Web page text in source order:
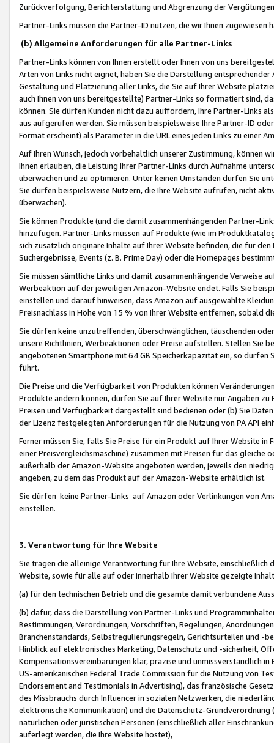
Zurückverfolgung, Berichterstattung und Abgrenzung der
Partner-Links müssen die Partner-ID nutzen, die wir Ihnen zugewiesen
(b) Allgemeine Anforderungen für alle Partner-Links
Partner-Links können von Ihnen erstellt oder Ihnen von uns
Arten von Links nicht eignet, haben Sie die Darstellung
Gestaltung und Platzierung aller Links, die Sie auf Ihrer Website
auch Ihnen von uns bereitgestellte) Partner-Links so formatiert sind,
können. Sie dürfen Kunden nicht dazu auffordern, Ihre Partner-Links
aus aufgerufen werden. Sie müssen beispielsweise Ihre Partner-ID
Format erscheint) als Parameter in die URL eines jeden Links zu einer
Auf Ihren Wunsch, jedoch vorbehaltlich unserer Zustimmung, können
Ihnen erlauben, die Leistung Ihrer Partner-Links durch Aufnahme
überwachen und zu optimieren. Unter keinen Umständen dürfen Sie
Sie dürfen beispielsweise Nutzern, die Ihre Website aufrufen, nicht
überwachen).
Sie können Produkte (und die damit zusammenhängenden Partner-
hinzufügen. Partner-Links müssen auf Produkte (wie im
sich zusätzlich originäre Inhalte auf Ihrer Website befinden, die für
Suchergebnisse, Events (z. B. Prime Day) oder die Homepages
Sie müssen sämtliche Links und damit zusammenhängende
Werbeaktion auf der jeweiligen Amazon-Website endet. Falls Sie
einstellen und darauf hinweisen, dass Amazon auf ausgewählte
Preisnachlass in Höhe von 15 % von Ihrer Website entfernen, sobald
Sie dürfen keine unzutreffenden, überschwänglichen, täuschenden
unsere Richtlinien, Werbeaktionen oder Preise aufstellen. Stellen Sie
angebotenen Smartphone mit 64 GB Speicherkapazität ein, so dürfen
führt.
Die Preise und die Verfügbarkeit von Produkten können
Produkte ändern können, dürfen Sie auf Ihrer Website nur Angaben
Preisen und Verfügbarkeit dargestellt sind bedienen oder (b) Sie
der Lizenz festgelegten Anforderungen für die Nutzung von PA API
Ferner müssen Sie, falls Sie Preise für ein Produkt auf Ihrer Website
einer Preisvergleichsmaschine) zusammen mit Preisen für das
außerhalb der Amazon-Website angeboten werden, jeweils den
angeben, zu dem das Produkt auf der Amazon-Website erhältlich ist.
Sie dürfen keine Partner-Links auf Amazon oder Verlinkungen von
einstellen.
3. Verantwortung für Ihre Website
Sie tragen die alleinige Verantwortung für Ihre Website,
Website, sowie für alle auf oder innerhalb Ihrer Website gezeigte
(a) für den technischen Betrieb und die gesamte damit verbundene
(b) dafür, dass die Darstellung von Partner-Links und
Bestimmungen, Verordnungen, Vorschriften, Regelungen,
Branchenstandards, Selbstregulierungsregeln, Gerichtsurteilen und -
Hinblick auf elektronisches Marketing, Datenschutz und -sicherheit,
Kompensationsvereinbarungen klar, präzise und unmissverständlich
US-amerikanischen Federal Trade Commission für die Nutzung von
Endorsement and Testimonials in Advertising), das französische
des Missbrauchs durch Influencer in sozialen Netzwerken, die
elektronische Kommunikation) und die Datenschutz-
natürlichen oder juristischen Personen (einschließlich aller
auferlegt werden, die Ihre Website hostet),